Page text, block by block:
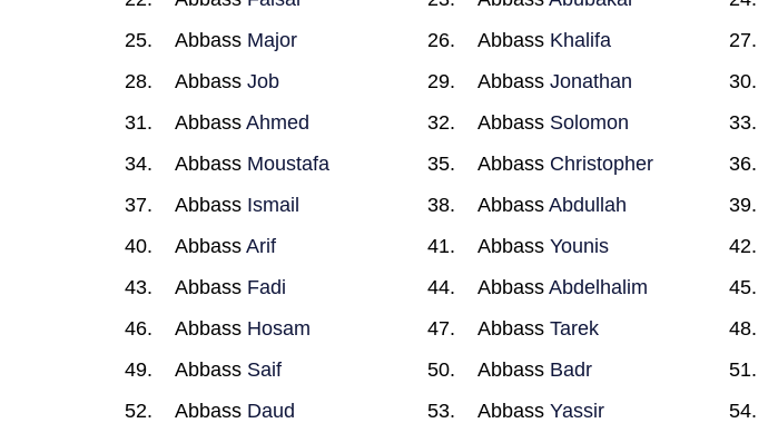
Abbass Major Abbass Khalifa
Abbass Job Abbass Jonathan
Abbass Ahmed Abbass Solomon
Abbass Moustafa Abbass Christopher
Abbass Ismail Abbass Abdullah
Abbass Arif Abbass Younis
Abbass Fadi Abbass Abdelhalim
Abbass Hosam Abbass Tarek
Abbass Saif Abbass Badr
Abbass Daud Abbass Yassir